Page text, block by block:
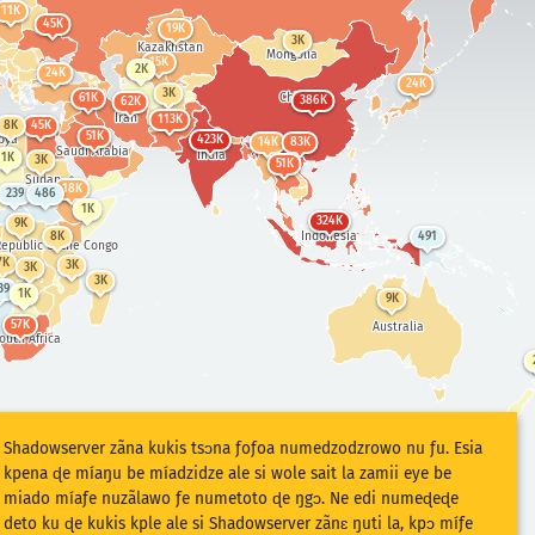
Indonesia
India
China
of the Congo
Africa
Kazakhstan Mongolia
Sudan
Iran
Saudi Arabia
Australia
3K
9K
1K
9K
239
386K
45K
18K
324K
423K
61K 62K
24K
19K
8K
3K
14K
3K
3K
491
113K
11K
51K
3K
1K
486
1K 51K
2K
24K
8K
45K
15K
83K
57K
3K
Shadowserver zãna kukis tsɔna ƒoƒoa numedzodzrowo nu ƒu. Esia
kpena ɖe míaŋu be míadzidze ale si wole sait la zamii eye be
miado míaƒe nuzãlawo ƒe numetoto ɖe ŋgɔ. Ne edi numeɖeɖe
deto ku ɖe kukis kple ale si Shadowserver zãnɛ ŋuti la, kpɔ míƒe